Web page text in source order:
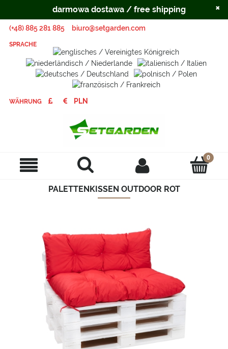
(+48) 885 281 885 biuro@setgarden.com
SPRACHE
WÄHRUNG
PALETTENKISSEN OUTDOOR ROT
darmowa dostawa / free shipping ×